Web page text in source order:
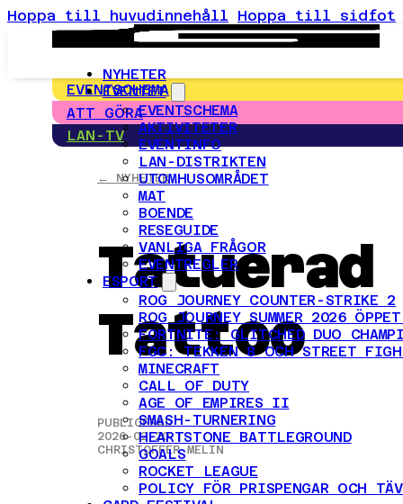
Hoppa till huvudinnehåll Hoppa till sidfot
NYHETER
EVENTET
EVENTSCHEMA
AKTIVITETER
EVENTINFO
LAN-DISTRIKTEN
UTOMHUSOMRÅDET
MAT
BOENDE
RESEGUIDE
VANLIGA FRÅGOR
EVENTREGLER
ESPORT
ROG JOURNEY COUNTER-STRIKE 2
ROG JOURNEY SUMMER 2026
FORTNITE: GLITCHED DUO
FGC: TEKKEN 8 OCH STREET
MINECRAFT
CALL OF DUTY
AGE OF EMPIRES II
SMASH-TURNERING
HEARTSTONE BATTLEGROUND
GOALS
ROCKET LEAGUE
POLICY FÖR PRISPENGAR OCH
EVENTSCHEMA
ATT GÖRA
LAN-TV
← NYHETER
Tatuerad
Tattoo
PUBLICERAD
2026-02-20 |
CHRISTOFFER MELIN